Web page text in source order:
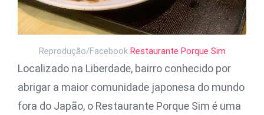
Reprodução/Facebook Restaurante Porque Sim
Localizado na Liberdade, bairro conhecido por
abrigar a maior comunidade japonesa do mundo
fora do Japão, o Restaurante Porque Sim é uma